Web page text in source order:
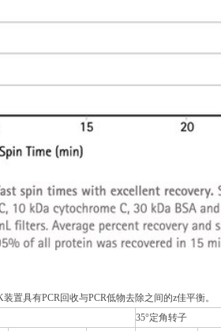
置具有PCR回收与PCR低物去除之间的z佳平衡。
35°定角转子